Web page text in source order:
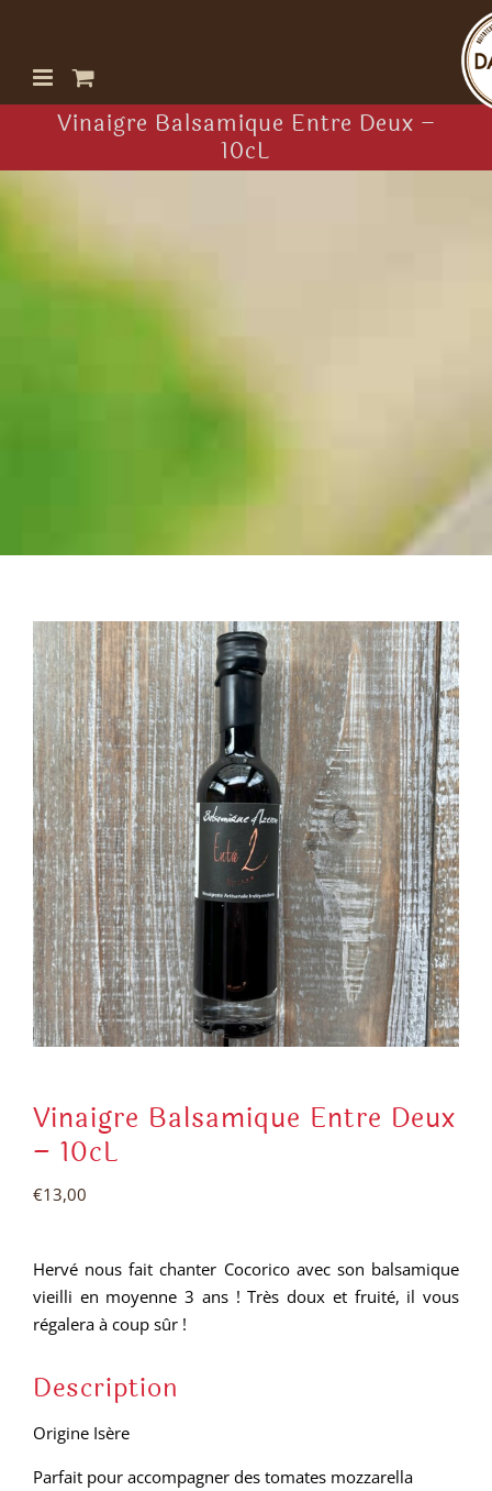
contenu
Vinaigre Balsamique Entre Deux –
10cL
Vinaigre Balsamique Entre Deux
– 10cL
€13,00
Hervé nous fait chanter Cocorico avec son balsamique
vieilli en moyenne 3 ans ! Très doux et fruité, il vous
régalera à coup sûr !
Description
Origine Isère
Parfait pour accompagner des tomates mozzarella